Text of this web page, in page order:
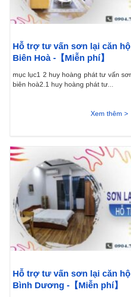
Hỗ trợ tư vấn sơn lại căn
Biên Hoà -【Miễn phí】
mục lục1 2 huy hoàng phát tư vấn
biên hoà2.1 huy hoàng phát tư...
Xem thêm >
Hỗ trợ tư vấn sơn lại căn
Bình Dương -【Miễn phí】